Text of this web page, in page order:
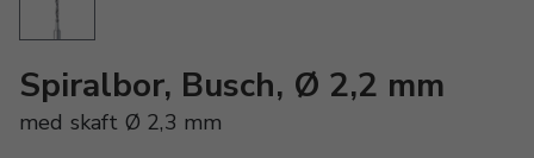
Spiralbor, Busch, Ø 2,2 mm
med skaft Ø 2,3 mm